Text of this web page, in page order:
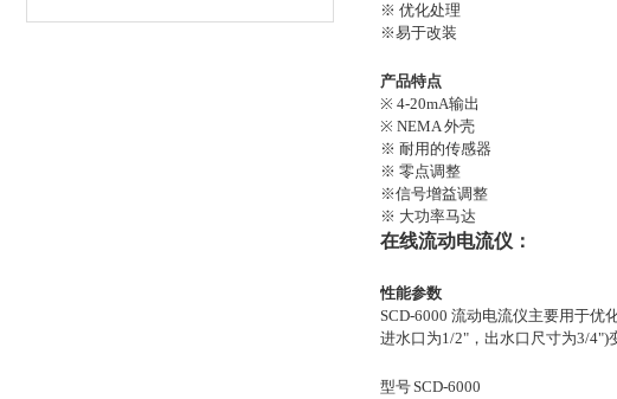
※ 优化处理
※易于改装
产品特点
※ 4-20mA输出
※ NEMA 外壳
※ 耐用的传感器
※ 零点调整
※信号增益调整
※ 大功率马达
在线流动电流仪 ：
性能参数
SCD-6000 流动电流仪主要用于优
进水口为1/2"，出水口尺寸为3/4")
型号SCD-6000